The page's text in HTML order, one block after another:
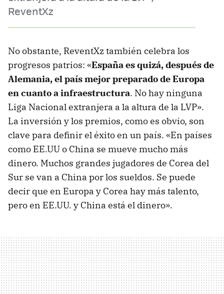
ReventXz
No obstante, ReventXz también celebra los
progresos patrios: «España es quizá, después de
Alemania, el país mejor preparado de Europa
en cuanto a infraestructura. No hay ninguna
Liga Nacional extranjera a la altura de la LVP».
La inversión y los premios, como es obvio, son
clave para definir el éxito en un país. «En países
como EE.UU o China se mueve mucho más
dinero. Muchos grandes jugadores de Corea del
Sur se van a China por los sueldos. Se puede
decir que en Europa y Corea hay más talento,
pero en EE.UU. y China está el dinero».